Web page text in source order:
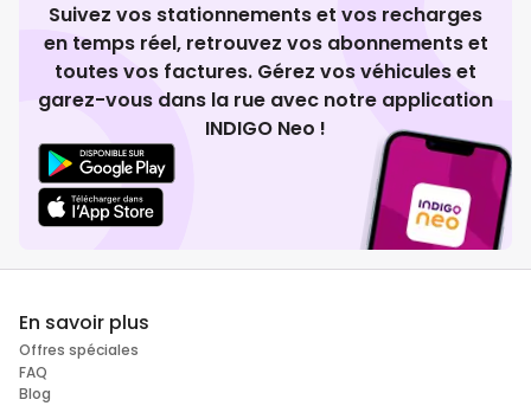
Suivez vos stationnements et vos recharges
en temps réel, retrouvez vos abonnements et
toutes vos factures. Gérez vos véhicules et
garez-vous dans la rue avec notre application
INDIGO Neo !
En savoir plus
Offres spéciales
FAQ
Blog